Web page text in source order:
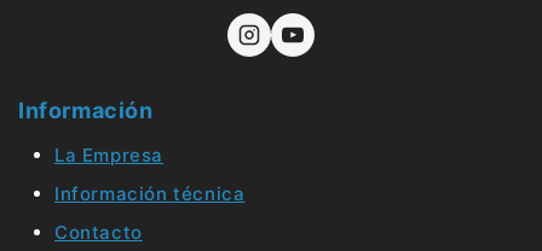
Información
La Empresa
Información técnica
Contacto